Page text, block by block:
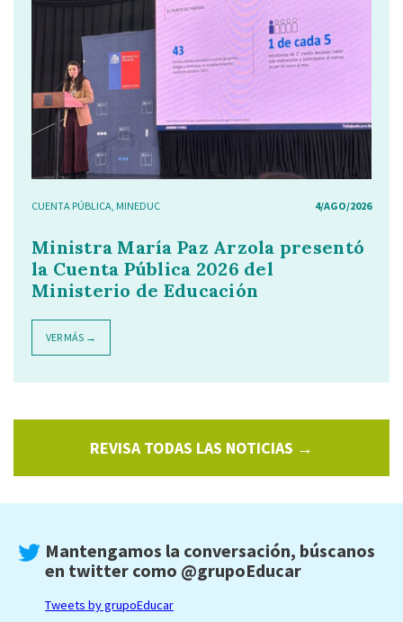
CUENTA PÚBLICA, MINEDUC 4/AGO/2026
Ministra María Paz Arzola presentó
la Cuenta Pública 2026 del
Ministerio de Educación
VER MÁS →
REVISA TODAS LAS NOTICIAS →
Mantengamos la conversación, búscanos
en twitter como @grupoEducar
Tweets by grupoEducar